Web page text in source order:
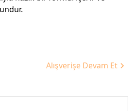
Alışverişe Devam Et